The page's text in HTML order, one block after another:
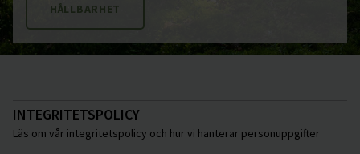
HÅLLBARHET
INTEGRITETSPOLICY
Läs om vår integritetspolicy och hur vi hanterar personuppgifter